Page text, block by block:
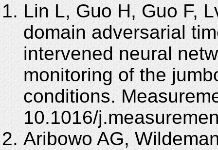
Lin L, Guo H, Guo F,
domain adversarial
intervened neural
monitoring of the
conditions.
10.1016/
Aribowo AG,